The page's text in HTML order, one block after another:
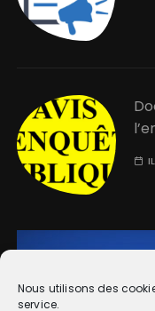
Nous utilisons des
service.